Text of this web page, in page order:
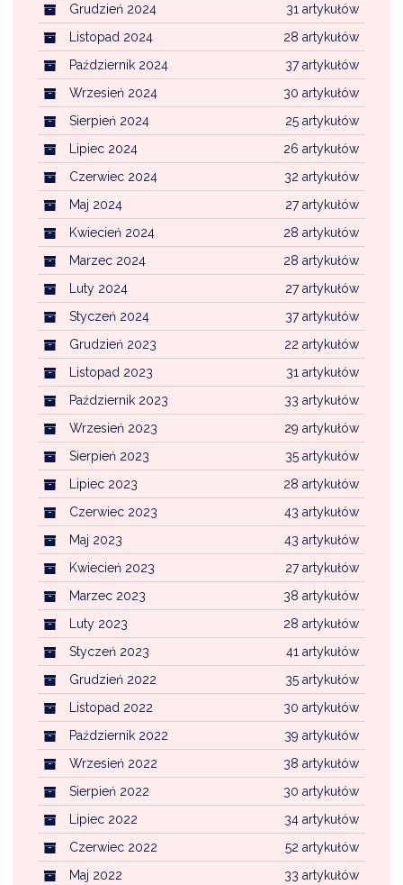
31 artykułów
Grudzień 2024
28 artykułów
Listopad 2024
37 artykułów
Październik 2024
30 artykułów
Wrzesień 2024
25 artykułów
Sierpień 2024
26 artykułów
Lipiec 2024
32 artykułów
Czerwiec 2024
27 artykułów
Maj 2024
28 artykułów
Kwiecień 2024
28 artykułów
Marzec 2024
27 artykułów
Luty 2024
37 artykułów
Styczeń 2024
22 artykułów
Grudzień 2023
31 artykułów
Listopad 2023
33 artykułów
Październik 2023
29 artykułów
Wrzesień 2023
35 artykułów
Sierpień 2023
28 artykułów
Lipiec 2023
43 artykułów
Czerwiec 2023
43 artykułów
Maj 2023
27 artykułów
Kwiecień 2023
38 artykułów
Marzec 2023
28 artykułów
Luty 2023
41 artykułów
Styczeń 2023
35 artykułów
Grudzień 2022
30 artykułów
Listopad 2022
39 artykułów
Październik 2022
38 artykułów
Wrzesień 2022
30 artykułów
Sierpień 2022
34 artykułów
Lipiec 2022
52 artykułów
Czerwiec 2022
33 artykułów
Maj 2022